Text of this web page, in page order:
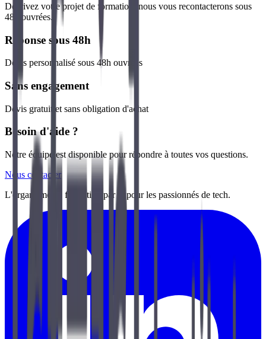
Décrivez votre projet de formation, nous vous recontacterons sous
48h ouvrées.
Réponse sous 48h
Devis personnalisé sous 48h ouvrées
Sans engagement
Devis gratuit et sans obligation d'achat
Besoin d'aide ?
Notre équipe est disponible pour répondre à toutes vos questions.
Nous contacter
L'organisme de formation par et pour les passionnés de tech.